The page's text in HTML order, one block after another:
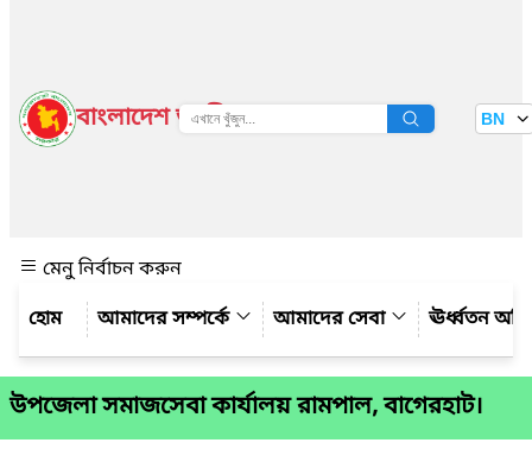
বাংলাদেশ জাতীয় তথ্য বাতায়ন BN
মেনু নির্বাচন করুন
আমাদের সম্পর্কে
আমাদের সেবা ঊর্ধ্বতন
উপজেলা সমাজসেবা কার্যালয় রামপাল, বাগেরহাট।